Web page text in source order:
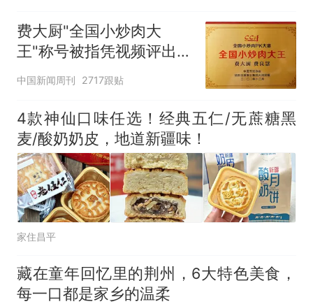
费大厨"全国小炒肉大
王"称号被指凭视频评出
官方回应
中国新闻周刊 2717跟贴
4款神仙口味任选！经典五仁/无蔗糖黑
麦/酸奶奶皮，地道新疆味！
家住昌平
藏在童年回忆里的荆州，6大特色美食，
每一口都是家乡的温柔